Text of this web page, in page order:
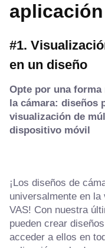
#1.
en un diseño
Opte por una forma
la cámara: diseños
visualización de
dispositivo móvil
¡Los diseños de
universalmente en
VAS! Con nuestra
pueden crear
acceder a ellos en